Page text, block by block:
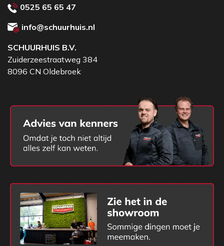
0525 65 65 47
info@schuurhuis.nl
SCHUURHUIS B.V.
Zuiderzeestraatweg 384
8096 CN Oldebroek